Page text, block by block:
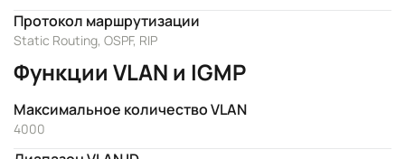
Протокол маршрутизации
Static Routing, OSPF, RIP
Функции VLAN и IGMP
Максимальное количество VLAN
4000